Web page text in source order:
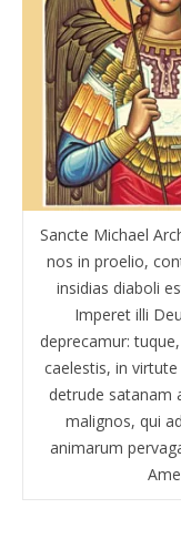
Sancte Michael
nos in proelio,
insidias diaboli
Imperet illi
deprecamur:
caelestis, in
detrude satanam
malignos, qui
animarum